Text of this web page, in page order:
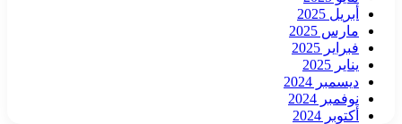
أبريل 2025
مارس 2025
فبراير 2025
يناير 2025
ديسمبر 2024
نوفمبر 2024
أكتوبر 2024